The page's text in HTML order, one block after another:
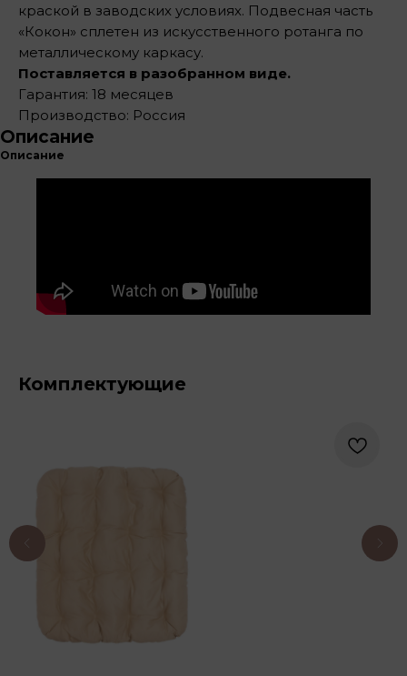
краской в заводских условиях. Подвесная часть
«Кокон» сплетен из искусственного ротанга по
металлическому каркасу.
Поставляется в разобранном виде.
Гарантия: 18 месяцев
Производство: Россия
Описание
Описание
Комплектующие